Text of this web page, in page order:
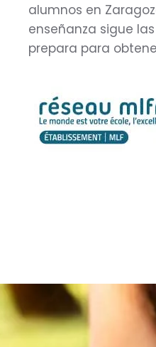
alumnos en
enseñanza sigue
prepara para